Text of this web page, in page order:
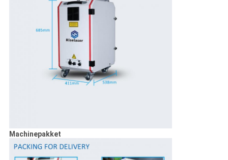
Machinepakket